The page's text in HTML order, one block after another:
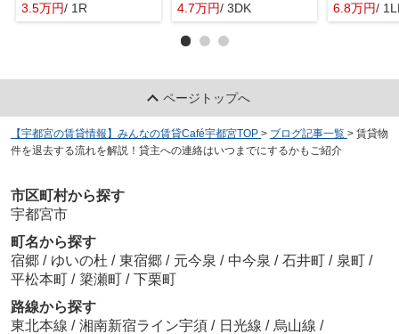
3.5万円/ 1R
4.7万円/ 3DK
6.8万円/
ページトップへ
【宇都宮の賃貸情報】みんなの賃貸Café宇都宮TOP > ブログ記事一覧 > 賃貸物
件を退去する流れを解説！貸主への連絡はいつまでにするかもご紹介
市区町村から探す
宇都宮市
町名から探す
宿郷 / ゆいの杜 / 東宿郷 / 元今泉 / 中今泉 / 石井町 / 泉町 /
平松本町 / 簗瀬町 / 下栗町
路線から探す
東北本線 / 湘南新宿ライン宇須 / 日光線 / 烏山線 /